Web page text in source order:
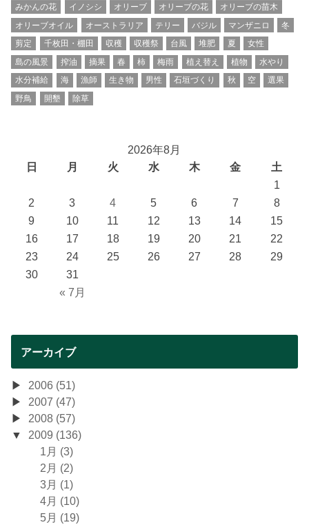
みかんの花
イノシシ オリーブ オリーブの花
オリーブの苗木
オリーブオイル
オーストラリア テリー バジル マンザニロ
冬
剪定
千枚田・棚田 収穫 収穫祭 台風 堆肥 夏
女性
島の風景
搾油 摘果 春 柿 梅雨 植え替え 植物
水やり
水分補給
海 漁師 生き物 男性 石垣づくり 秋 空
選果
野鳥
開墾 除草
2026年8月
日
月 火 水 木 金 土
« 7月
1
2
3 4 5 6 7
8
9
10 11 12 13 14
15
16
17 18 19 20 21
22
23
24 25 26 27 28
29
30
31
アーカイブ
2006 (51)
2007 (47)
2008 (57)
2009 (136)
1月 (3)
2月 (2)
3月 (1)
4月 (10)
5月 (19)